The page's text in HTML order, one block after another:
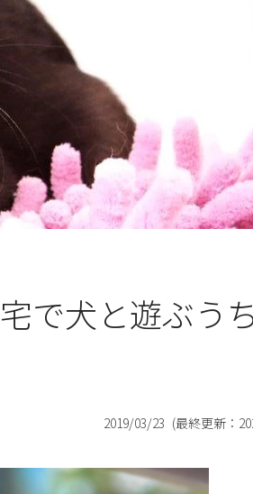
で犬と遊ぶうち
2019/03/23 (最終更新：